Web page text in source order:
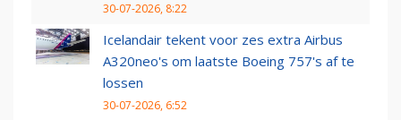
30-07-2026, 8:22
Icelandair tekent voor zes extra Airbus
A320neo's om laatste Boeing 757's af te
lossen
30-07-2026, 6:52